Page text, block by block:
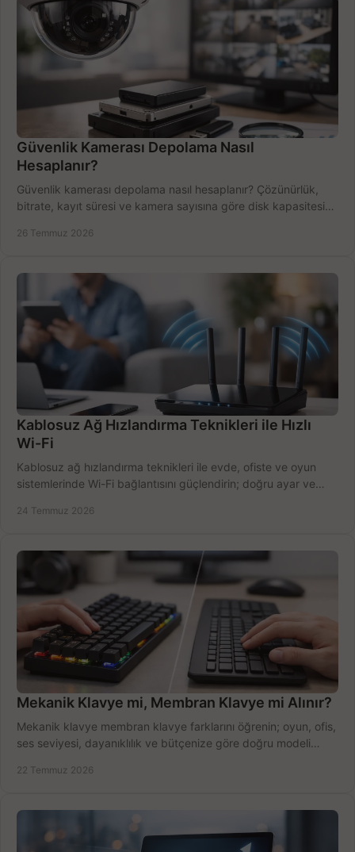
Güvenlik Kamerası Depolama Nasıl
Hesaplanır?
Güvenlik kamerası depolama nasıl hesaplanır? Çözünürlük,
bitrate, kayıt süresi ve kamera sayısına göre disk kapasitesini
26 Temmuz 2026
Kablosuz Ağ Hızlandırma Teknikleri ile Hızlı
Wi-Fi
Kablosuz ağ hızlandırma teknikleri ile evde, ofiste ve oyun
sistemlerinde Wi-Fi bağlantısını güçlendirin; doğru ayar ve
24 Temmuz 2026
Mekanik Klavye mi, Membran Klavye mi Alınır?
Mekanik klavye membran klavye farklarını öğrenin; oyun, ofis,
ses seviyesi, dayanıklılık ve bütçenize göre doğru modeli
22 Temmuz 2026